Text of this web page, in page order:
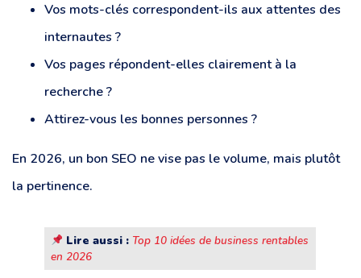
Vos mots-clés correspondent-ils aux attentes des
internautes ?
Vos pages répondent-elles clairement à la
recherche ?
Attirez-vous les bonnes personnes ?
En 2026, un bon SEO ne vise pas le volume, mais plutôt
la pertinence.
Lire aussi : Top 10 idées de business rentables
en 2026